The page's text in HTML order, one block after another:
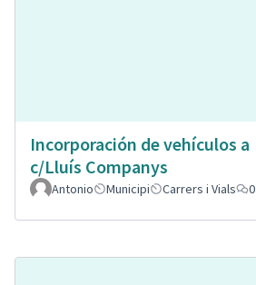
Incorporación de vehículos a
c/Lluís Companys
Antonio Municipi Carrers i Vials 0